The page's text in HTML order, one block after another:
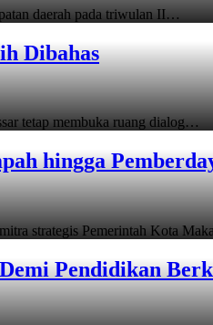
daerah pada triwulan II…
Dibahas
tetap membuka ruang dialog…
hingga
strategis Pemerintah Kota
Pendidikan